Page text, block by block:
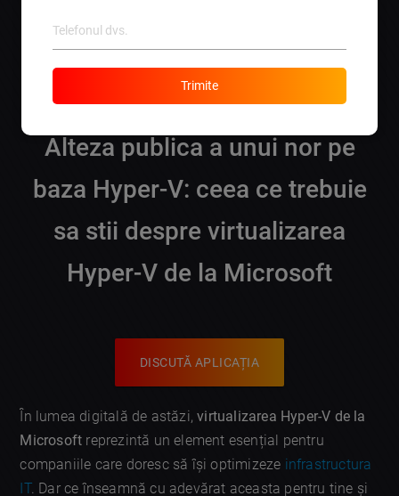
rezistenta la defecte?
Alteza publica a unui nor pe
baza Hyper-V: ceea ce trebuie
sa stii despre virtualizarea
Hyper-V de la Microsoft
DISCUTĂ APLICAȚIA
În lumea digitală de astăzi,virtualizarea Hyper-V de la
Microsoft reprezintă un element esențial pentru
companiile care doresc să își optimizeze infrastructura
IT. Dar ce înseamnă cu adevărat aceasta pentru tine și
Trimite